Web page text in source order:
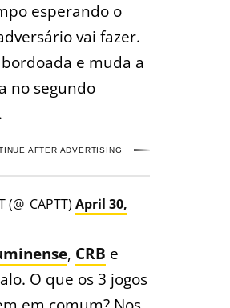
esperando o
vai fazer.
e muda a
no segundo
AFTER ADVERTISING
(@_CAPTT) April 30,
, CRB e
O que os 3 jogos